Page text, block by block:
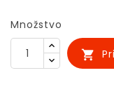
Množstvo
